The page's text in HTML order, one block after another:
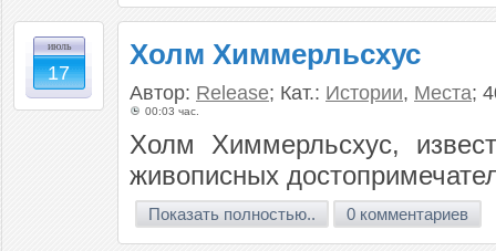
июль
17
Холм Химмерльсхус
Автор: Release; Кат.: Истории, Места;
00:03 час.
Холм Химмерльсхус,
живописных
Показать полностью.. 0 комментариев